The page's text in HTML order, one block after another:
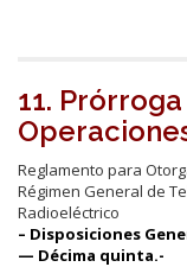
11.
Reglamento para
Régimen General de
Radioeléctrico
– Disposiciones
— Décima quinta.-